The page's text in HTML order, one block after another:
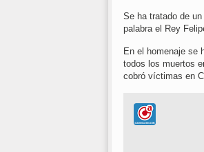
Se ha tratado de
palabra el Rey
En el homenaje se
todos los muertos
cobró víctimas en